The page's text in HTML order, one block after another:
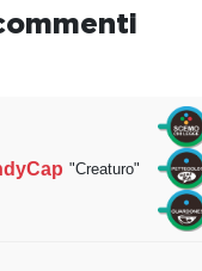
"Creaturo"